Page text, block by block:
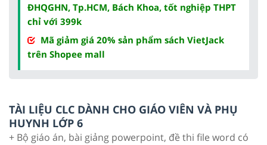
ĐHQGHN, Tp.HCM, Bách Khoa, tốt nghiệp THPT
chỉ với 399k
Mã giảm giá 20% sản phẩm sách VietJack
trên Shopee mall
TÀI LIỆU CLC DÀNH CHO GIÁO VIÊN VÀ PHỤ
HUYNH LỚP 6
+ Bộ giáo án, bài giảng powerpoint, đề thi file word có